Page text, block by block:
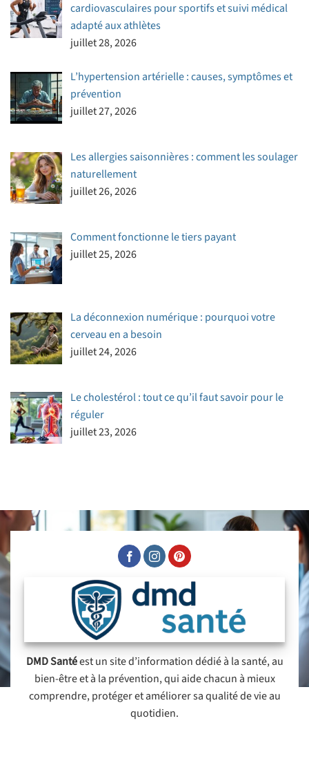
cardiovasculaires pour sportifs et suivi médical
adapté aux athlètes
juillet 28, 2026
L’hypertension artérielle : causes, symptômes et
prévention
juillet 27, 2026
Les allergies saisonnières : comment les soulager
naturellement
juillet 26, 2026
Comment fonctionne le tiers payant
juillet 25, 2026
La déconnexion numérique : pourquoi votre
cerveau en a besoin
juillet 24, 2026
Le cholestérol : tout ce qu’il faut savoir pour le
réguler
juillet 23, 2026
DMD Santéest un site d’information dédié à la santé, au
bien-être et à la prévention, qui aide chacun à mieux
comprendre, protéger et améliorer sa qualité de vie au
quotidien.